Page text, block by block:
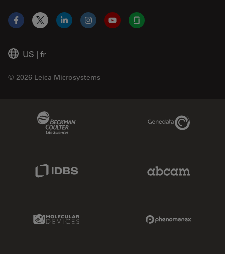
US | fr
© 2026 Leica Microsystems
Facebook
X LinkedInInstagramYouTubeGlassdoor
Genedata Link
IDBS Link
Molecular Devices Link